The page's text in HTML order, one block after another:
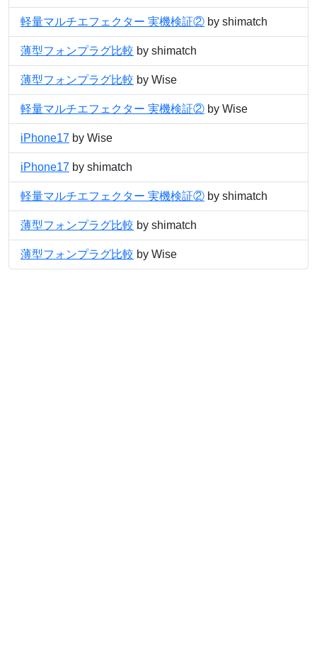
軽量マルチエフェクター 実機検証② by shimatch
薄型フォンプラグ比較 by shimatch
薄型フォンプラグ比較 by Wise
軽量マルチエフェクター 実機検証② by Wise
iPhone17 by Wise
iPhone17 by shimatch
軽量マルチエフェクター 実機検証② by shimatch
薄型フォンプラグ比較 by shimatch
薄型フォンプラグ比較 by Wise